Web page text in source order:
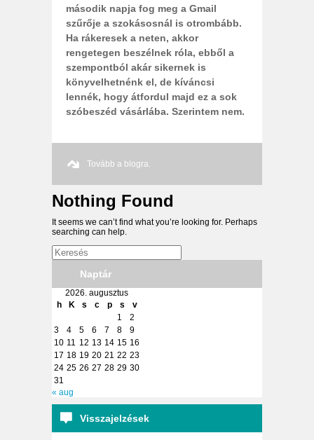
második napja fog meg a Gmail
szűrője a szokásosnál is otrombább.
Ha rákeresek a neten, akkor
rengetegen beszélnek róla, ebből a
szempontból akár sikernek is
könyvelhetnénk el, de kíváncsi
lennék, hogy átfordul majd ez a sok
szóbeszéd vásárlába. Szerintem nem.
Tovább a blogra.
Nothing Found
It seems we can’t find what you’re looking for. Perhaps
searching can help.
Naptár
2026. augusztus
h
K s c p s
v
1
2
3
4 5 6 7 8
9
10 11 12 13 14 15 16
17 18 19 20 21 22 23
24 25 26 27 28 29 30
31
« aug
Visszajelzések